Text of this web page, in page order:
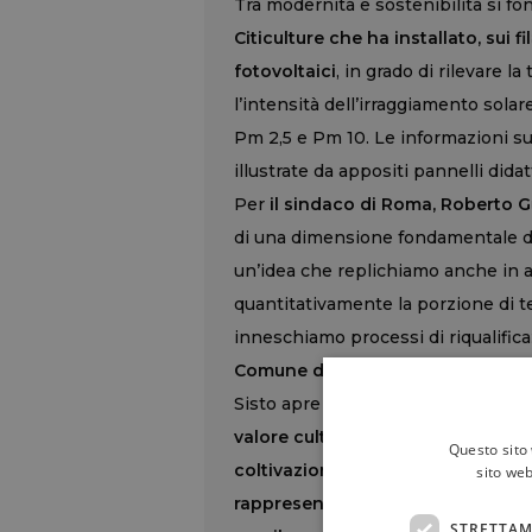
Tra modernità e sostenibilità si
Citiculture che ha installato, sui
fotovoltaici, in grado di rilevare la
l’intensità dell’irraggiamento
Pm 2,5 e Pm 10. Le informazioni
illustrate da appositi pannelli
Per il sindaco di Roma, Roberto
di una dimensione fondamentale
un’idea che replichiamo anche in
quantitativamente la porzione di
inneschiamo processi di
Comune di Roma, Sabrina Alfonsi,
Sisto apre un nuovo capitolo
valore culturale poiché
coltivazione dell’uva occupava
rappresenta un esempio
Questo
sito